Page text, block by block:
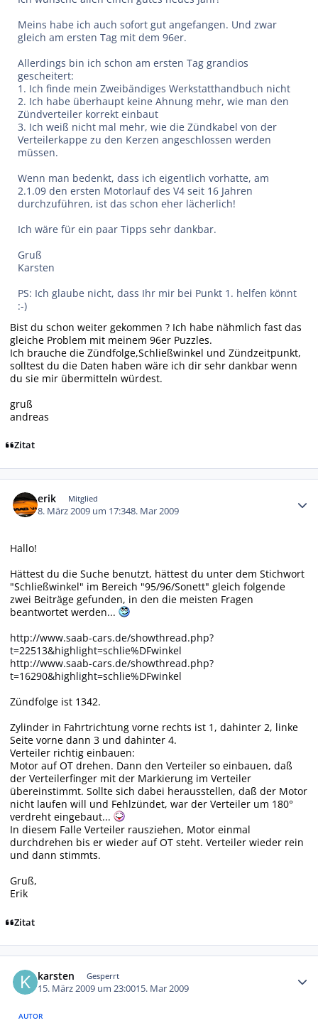
Meins habe ich auch sofort gut angefangen. Und zwar
gleich am ersten Tag mit dem 96er.
Allerdings bin ich schon am ersten Tag grandios
gescheitert:
1. Ich finde mein Zweibändiges Werkstatthandbuch nicht
2. Ich habe überhaupt keine Ahnung mehr, wie man den
Zündverteiler korrekt einbaut
3. Ich weiß nicht mal mehr, wie die Zündkabel von der
Verteilerkappe zu den Kerzen angeschlossen werden
müssen.
Wenn man bedenkt, dass ich eigentlich vorhatte, am
2.1.09 den ersten Motorlauf des V4 seit 16 Jahren
durchzuführen, ist das schon eher lächerlich!
Ich wäre für ein paar Tipps sehr dankbar.
Gruß
Karsten
PS: Ich glaube nicht, dass Ihr mir bei Punkt 1. helfen könnt
:-)
Bist du schon weiter gekommen ? Ich habe nähmlich fast das
gleiche Problem mit meinem 96er Puzzles.
Ich brauche die Zündfolge,Schließwinkel und Zündzeitpunkt,
solltest du die Daten haben wäre ich dir sehr dankbar wenn
du sie mir übermitteln würdest.
gruß
andreas
Zitat
erik Mitglied
8. März 2009 um 17:348. Mar 2009
Hallo!
Hättest du die Suche benutzt, hättest du unter dem Stichwort
"Schließwinkel" im Bereich "95/96/Sonett" gleich folgende
zwei Beiträge gefunden, in den die meisten Fragen
beantwortet werden...
http://www.saab-cars.de/showthread.php?
t=22513&highlight=schlie%DFwinkel
http://www.saab-cars.de/showthread.php?
t=16290&highlight=schlie%DFwinkel
Zündfolge ist 1342.
Zylinder in Fahrtrichtung vorne rechts ist 1, dahinter 2, linke
Seite vorne dann 3 und dahinter 4.
Verteiler richtig einbauen:
Motor auf OT drehen. Dann den Verteiler so einbauen, daß
der Verteilerfinger mit der Markierung im Verteiler
übereinstimmt. Sollte sich dabei herausstellen, daß der Motor
nicht laufen will und Fehlzündet, war der Verteiler um 180°
verdreht eingebaut...
In diesem Falle Verteiler rausziehen, Motor einmal
durchdrehen bis er wieder auf OT steht. Verteiler wieder rein
und dann stimmts.
Gruß,
Erik
Zitat
karsten Gesperrt
15. März 2009 um 23:0015. Mar 2009
AUTOR